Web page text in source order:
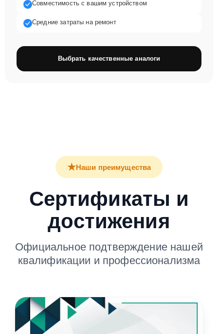
Совместимость с вашим устройством
Средние затраты на ремонт
Выбрать качественные аналоги
★Наши преимущества
Сертификаты и
достижения
Официальное подтверждение нашей
квалификации и профессионализма